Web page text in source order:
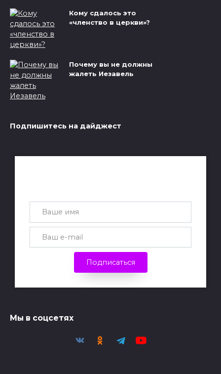
Кому сдалось это
«членство в церкви»?
Почему вы не должны
жалеть Иезавель
Подпишитесь на дайджест
Подписаться
Мы в соцсетях